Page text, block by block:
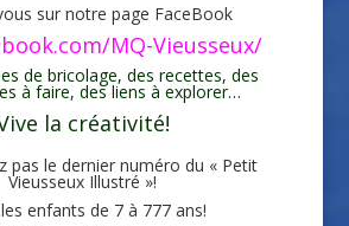
sur notre page FaceBook
MQ-Vieusseux/
de bricolage, des recettes, des
à faire, des liens à explorer…
la créativité!
pas le dernier numéro du « Petit
Vieusseux Illustré »!
enfants de 7 à 777 ans!